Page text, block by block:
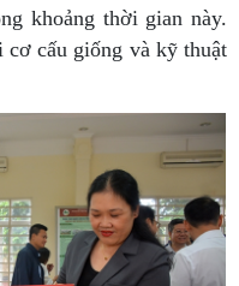
khoảng thời gian này.
cấu giống và kỹ thuật